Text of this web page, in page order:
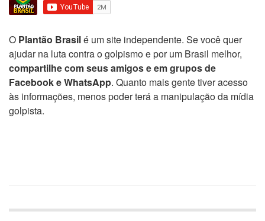
O Plantão Brasilé um site independente. Se você quer
ajudar na luta contra o golpismo e por um Brasil melhor,
compartilhe com seus amigos e em grupos de
Facebook e WhatsApp. Quanto mais gente tiver acesso
às informações, menos poder terá a manipulação da mídia
golpista.